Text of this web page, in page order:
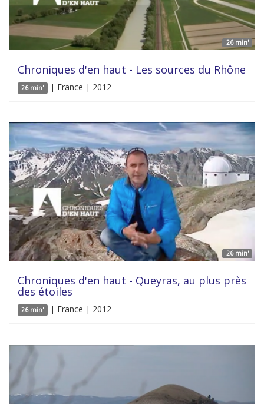
26 min'
Chroniques d'en haut - Les sources du Rhône
26 min' | France | 2012
26 min'
Chroniques d'en haut - Queyras, au plus près
des étoiles
26 min' | France | 2012